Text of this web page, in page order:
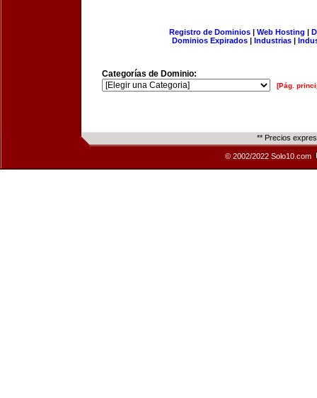
Registro de Dominios| Web Hosting |
Dominios Expirados | Industrias |
Categorías de Dominio:
[Pág.
** Precios
© 2002/2022 Solo10.com